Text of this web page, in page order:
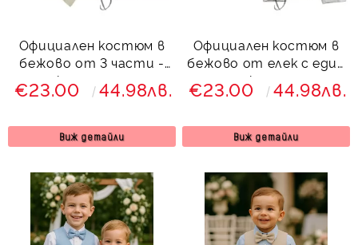
Официален костюм в
бежово от 3 части -
елек, панталон и
папийонка от
€23.00 44.98лв.
Виж детайли
Официален костюм в
бежово от елек с един
ред копчета,
панталон и папийонка
€23.00 44.98лв.
Виж детайли